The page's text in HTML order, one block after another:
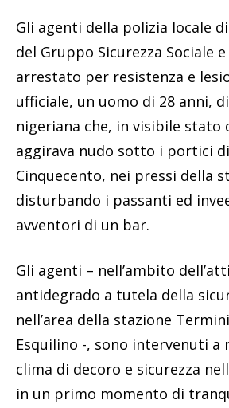
Gli agenti della polizia locale
del Gruppo Sicurezza Sociale
arrestato per resistenza e
ufficiale, un uomo di 28 anni,
nigeriana che, in visibile stato
aggirava nudo sotto i portici
Cinquecento, nei pressi della
disturbando i passanti ed
avventori di un bar.
Gli agenti – nell’ambito
antidegrado a tutela della
nell’area della stazione
Esquilino -, sono intervenuti
clima di decoro e sicurezza
in un primo momento di